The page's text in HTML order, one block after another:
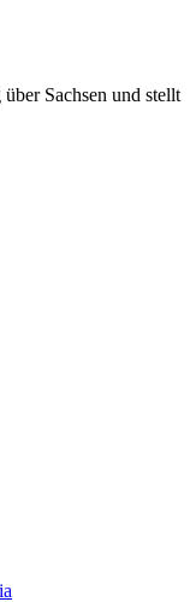
Sachsen und stellt